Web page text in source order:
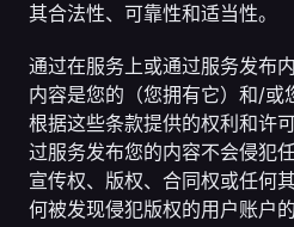
其合法性、可靠性和适当性。
通过在服务上或通过服务发布
内容是您的（您拥有它）和/或
根据这些条款提供的权利和许
过服务发布您的内容不会侵犯
宣传权、版权、合同权或任何
何被发现侵犯版权的用户账户的